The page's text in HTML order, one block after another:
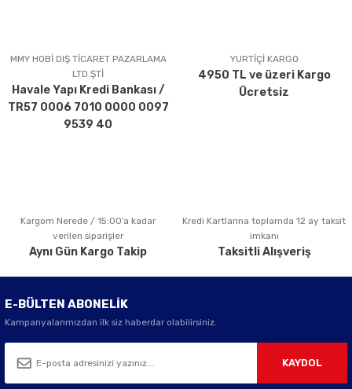
Ürün açıklamasında eksik bilgiler bulunuyor.
Ürün bilgilerinde hatalar bulunuyor.
Ürün fiyatı diğer sitelerden daha pahalı.
Bu ürüne benzer farklı alternatifler olmalı.
Gönder
MMY HOBİ DIŞ TİCARET PAZARLAMA
LTD.ŞTİ
Havale Yapı Kredi Bankası /
TR57 0006 7010 0000 0097
9539 40
YURTİÇİ KARGO
4950 TL ve üzeri Kargo
Ücretsiz
Kargom Nerede / 15:00’a kadar
verilen siparişler
Aynı Gün Kargo Takip
Kredi Kartlarına toplamda 12 ay taksit
imkanı
Taksitli Alışveriş
E-BÜLTEN ABONELİK
Kampanyalarımızdan ilk siz haberdar olabilirsiniz.
KAYDOL